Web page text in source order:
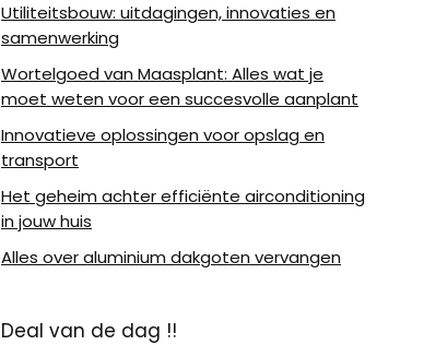
Utiliteitsbouw: uitdagingen, innovaties en
samenwerking
Wortelgoed van Maasplant: Alles wat je
moet weten voor een succesvolle aanplant
Innovatieve oplossingen voor opslag en
transport
Het geheim achter efficiënte airconditioning
in jouw huis
Alles over aluminium dakgoten vervangen
Deal van de dag !!